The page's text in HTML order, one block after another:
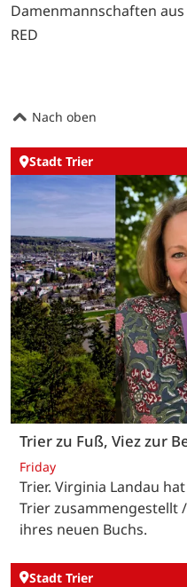
Damenmannschaften
RED
Nach oben
Stadt Trier
Trier zu Fuß, Viez zur
Friday
Trier. Virginia Landau
Trier zusammengestellt
ihres neuen Buchs.
Stadt Trier